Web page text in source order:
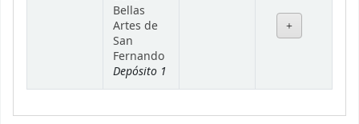
Bellas
Artes de
San
Fernando
Depósito 1